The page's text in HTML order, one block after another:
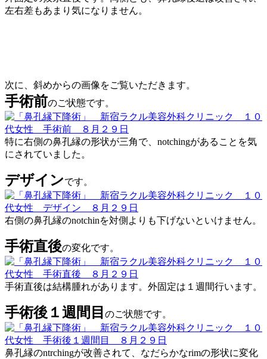
左右差もあまり気になりません。
次に、斜めからの画像をご覧いただきます。
手術前のご状態です。
特に右側の鼻孔縁の形状が三角で、notchingがあることを気
にされていました。
デザインです。
右側の鼻孔縁のnotchinを対側よりも下げないといけません。
手術直後の変化です。
手術直後は結構腫れがあります。外固定は１週間行います。
手術後１週間目 のご状態です。
鼻孔縁のntrchingが改善されて、なだらかなrimの形状に変化